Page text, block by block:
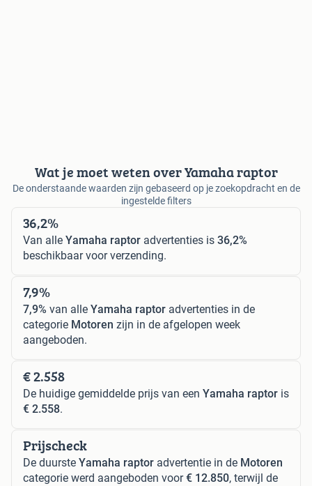
Wat je moet weten over Yamaha raptor
De onderstaande waarden zijn gebaseerd op je zoekopdracht en de
ingestelde filters
36,2%
Van alle Yamaha raptor advertenties is 36,2%
beschikbaar voor verzending.
7,9%
7,9% van alle Yamaha raptor advertenties in de
categorie Motoren zijn in de afgelopen week
aangeboden.
€ 2.558
De huidige gemiddelde prijs van een Yamaha raptor is
€ 2.558.
Prijscheck
De duurste Yamaha raptor advertentie in de Motoren
categorie werd aangeboden voor€ 12.850, terwijl de